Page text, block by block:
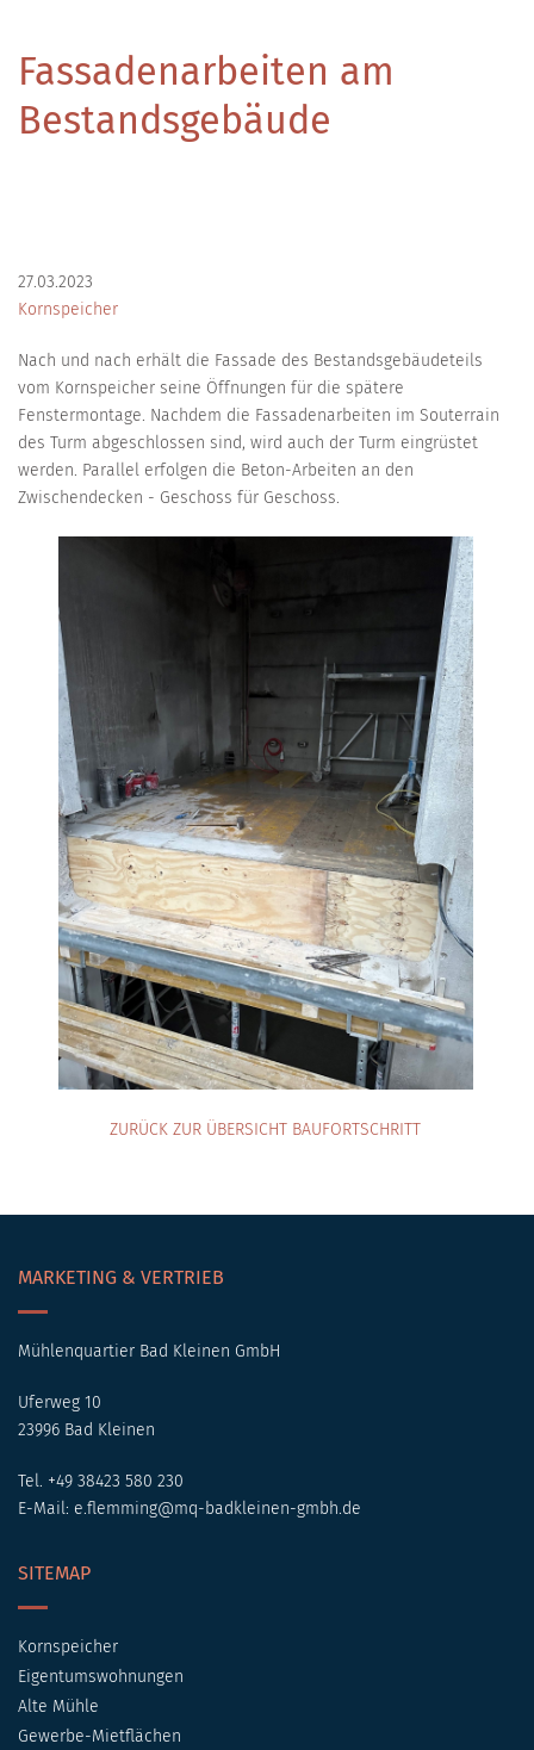
Fassadenarbeiten am
Bestandsgebäude
27.03.2023
Kornspeicher
Nach und nach erhält die Fassade des Bestandsgebäudeteils
vom Kornspeicher seine Öffnungen für die spätere
Fenstermontage. Nachdem die Fassadenarbeiten im Souterrain
des Turm abgeschlossen sind, wird auch der Turm eingrüstet
werden. Parallel erfolgen die Beton-Arbeiten an den
Zwischendecken - Geschoss für Geschoss.
ZURÜCK ZUR ÜBERSICHT BAUFORTSCHRITT
MARKETING & VERTRIEB
Mühlenquartier Bad Kleinen GmbH
Uferweg 10
23996 Bad Kleinen
Tel. +49 38423 580 230
E-Mail: e.flemming@mq-badkleinen-gmbh.de
SITEMAP
Kornspeicher
Eigentumswohnungen
Alte Mühle
Gewerbe-Mietflächen